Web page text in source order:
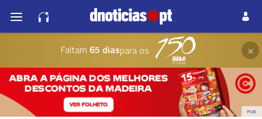
Faltam 65 diaspara os ×
PUB